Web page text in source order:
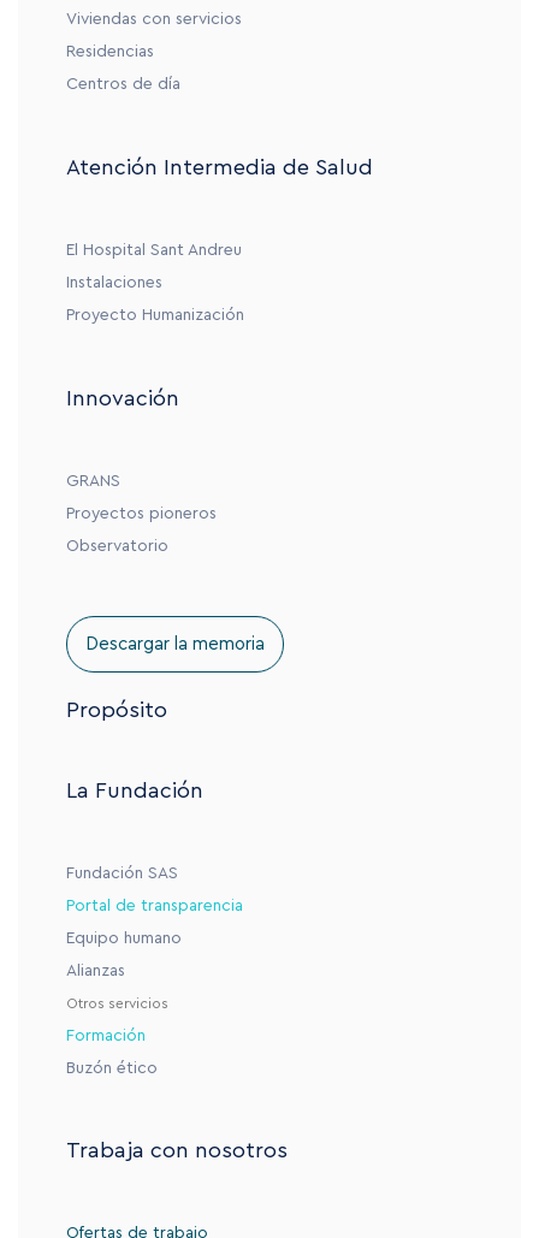
Viviendas con servicios
Residencias
Centros de día
Atención Intermedia de Salud
El Hospital Sant Andreu
Instalaciones
Proyecto Humanización
Innovación
GRANS
Proyectos pioneros
Observatorio
Descargar la memoria
Propósito
La Fundación
Fundación SAS
Portal de transparencia
Equipo humano
Alianzas
Otros servicios
Formación
Buzón ético
Trabaja con nosotros
Ofertas de trabajo